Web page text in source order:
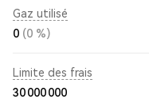
Gaz utilisé
0 (0 %)
Limite des frais
30 000 000